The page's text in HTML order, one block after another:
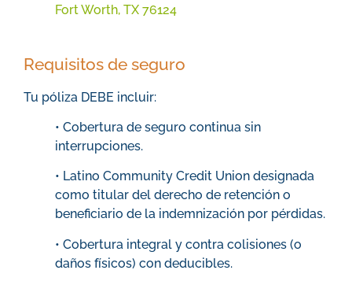
Fort Worth, TX 76124
Requisitos de seguro
Tu póliza DEBE incluir:
• Cobertura de seguro continua sin
interrupciones.
• Latino Community Credit Union designada
como titular del derecho de retención o
beneficiario de la indemnización por pérdidas.
• Cobertura integral y contra colisiones (o
daños físicos) con deducibles.